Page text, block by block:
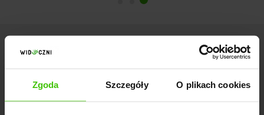
Zgoda Szczegóły O plikach cookies
Chcesz zostać naszym